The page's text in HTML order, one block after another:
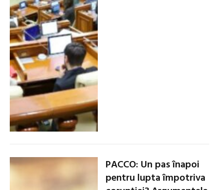
PACCO: Un pas înapoi
pentru lupta împotriva